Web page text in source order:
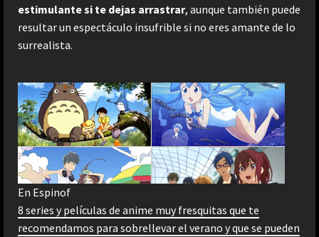
estimulante si te dejas arrastrar, aunque también puede
resultar un espectáculo insufrible si no eres amante de lo
surrealista.
En Espinof
8 series y películas de anime muy fresquitas que te
recomendamos para sobrellevar el verano y que se pueden